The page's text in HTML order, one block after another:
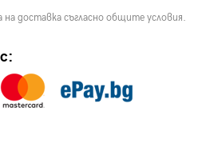
доставка съгласно общите условия.